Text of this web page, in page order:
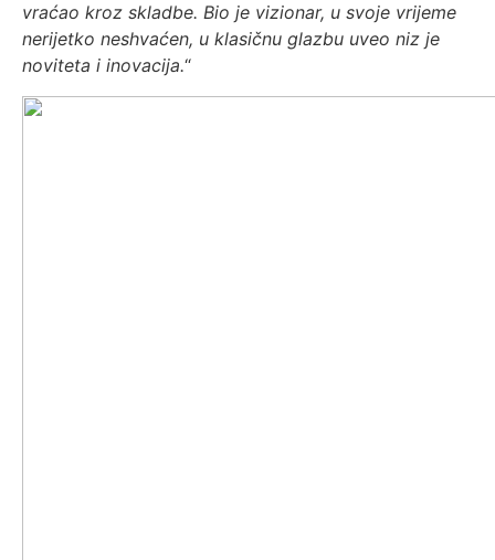
vraćao kroz skladbe. Bio je vizionar, u svoje vrijeme
nerijetko neshvaćen, u klasičnu glazbu uveo niz je
noviteta i inovacija.“